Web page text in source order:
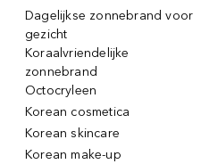
Dagelijkse zonnebrand voor
gezicht
Koraalvriendelijke
zonnebrand
Octocryleen
Korean cosmetica
Korean skincare
Korean make-up